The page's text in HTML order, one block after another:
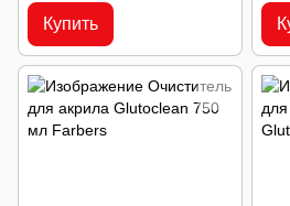
Купить